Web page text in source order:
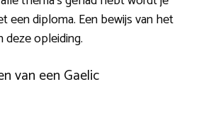
een diploma. Een bewijs van het
deze opleiding.
van een Gaelic